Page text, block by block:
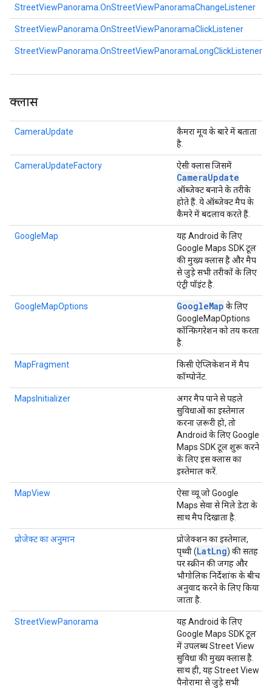
StreetViewPanorama.OnStreetViewPanoramaChangeListener
StreetViewPanorama.OnStreetViewPanoramaClickListener
StreetViewPanorama.OnStreetViewPanoramaLongClickListener
क्लास
CameraUpdate
कैमरा मूव के बारे में बताता
है.
CameraUpdateFactory ऐसी क्लास जिसमें
CameraUpdate
ऑब्जेक्ट बनाने के तरीके
होते हैं. ये ऑब्जेक्ट मैप के
कैमरे में बदलाव करते हैं.
GoogleMap
यह Android के लिए
Google Maps SDK टूल
की मुख्य क्लास है और मैप
से जुड़े सभी तरीकों के लिए
एंट्री पॉइंट है.
GoogleMapOptions GoogleMap के लिए
GoogleMapOptions
कॉन्फ़िगरेशन को तय करता
है.
MapFragment
किसी ऐप्लिकेशन में मैप
कॉम्पोनेंट.
MapsInitializer
अगर मैप पाने से पहले
सुविधाओं का इस्तेमाल
करना ज़रूरी हो, तो
Android के लिए Google
Maps SDK टूल शुरू करने
के लिए इस क्लास का
इस्तेमाल करें.
MapView
ऐसा व्यू जो Google
Maps सेवा से मिले डेटा के
साथ मैप दिखाता है.
प्रोजेक्ट का अनुमान
प्रोजेक्शन का इस्तेमाल,
पृथ्वी (LatLng) की सतह
पर स्क्रीन की जगह और
भौगोलिक निर्देशांक के बीच
अनुवाद करने के लिए किया
जाता है.
StreetViewPanorama
यह Android के लिए
Google Maps SDK टूल
में उपलब्ध Street View
सुविधा की मुख्य क्लास है.
साथ ही, यह Street View
पैनोरामा से जुड़े सभी